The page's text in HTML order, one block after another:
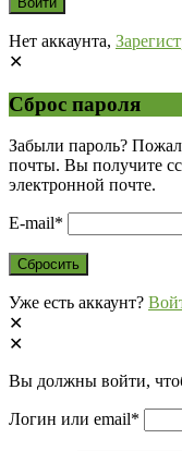
Нет аккаунта,
Сброс пароля
Забыли пароль?
почты. Вы получите
электронной почте.
E-mail*
Уже есть аккаунт?
Вы должны войти,
Логин или email*